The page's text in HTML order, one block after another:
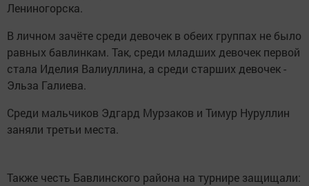
Лениногорска.
В личном зачёте среди девочек в обеих группах не было
равных бавлинкам. Так, среди младших девочек первой
стала Иделия Валиуллина, а среди старших девочек -
Эльза Галиева.
Среди мальчиков Эдгард Мурзаков и Тимур Нуруллин
заняли третьи места.
Также честь Бавлинского района на турнире защищали: